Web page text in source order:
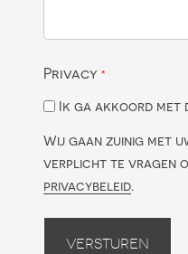
Privacy *
Ik ga akkoord met
Wij gaan zuinig met
verplicht te vragen
privacybeleid.
Versturen